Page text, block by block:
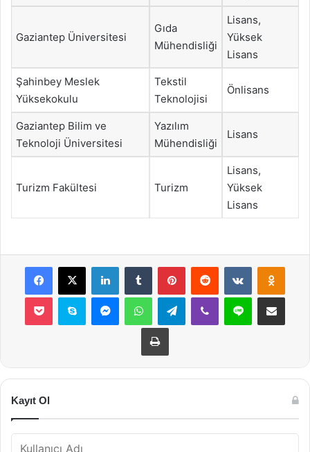
Gaziantep Üniversitesi
Gıda
Mühendisliği
Lisans,
Yüksek
Lisans
Şahinbey Meslek
Yüksekokulu
Tekstil
Teknolojisi
Önlisans
Gaziantep Bilim ve
Teknoloji Üniversitesi
Yazılım
Mühendisliği
Lisans
Turizm Fakültesi Turizm
Lisans,
Yüksek
Lisans
Facebook
X LinkedInTumblr PinterestReddit VKontakte
Pocket Skype MessengerWhatsAppTelegramViber Line E-Posta ile
Yazdır
Kayıt Ol